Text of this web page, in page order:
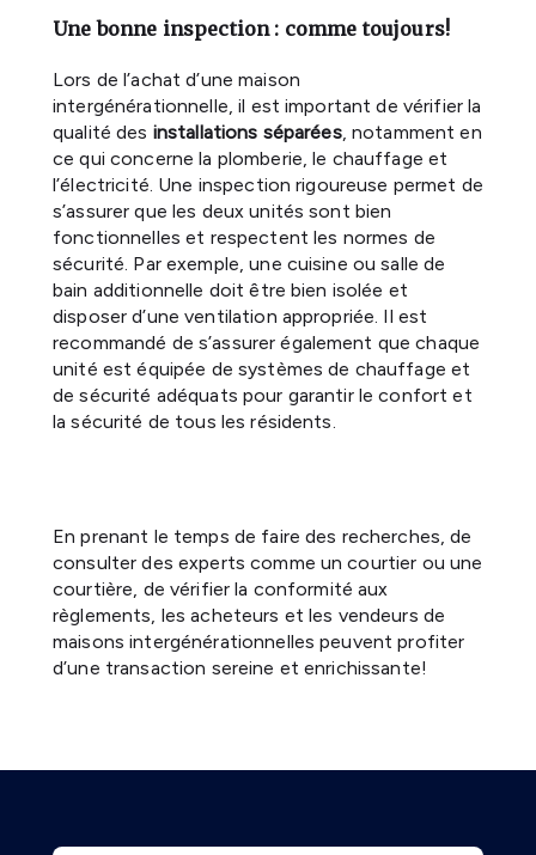
Une bonne inspection : comme toujours!
Lors de l’achat d’une maison
intergénérationnelle, il est important de vérifier la
qualité des installations séparées, notamment en
ce qui concerne la plomberie, le chauffage et
l’électricité. Une inspection rigoureuse permet de
s’assurer que les deux unités sont bien
fonctionnelles et respectent les normes de
sécurité. Par exemple, une cuisine ou salle de
bain additionnelle doit être bien isolée et
disposer d’une ventilation appropriée. Il est
recommandé de s’assurer également que chaque
unité est équipée de systèmes de chauffage et
de sécurité adéquats pour garantir le confort et
la sécurité de tous les résidents.
En prenant le temps de faire des recherches, de
consulter des experts comme un courtier ou une
courtière, de vérifier la conformité aux
règlements, les acheteurs et les vendeurs de
maisons intergénérationnelles peuvent profiter
d’une transaction sereine et enrichissante!